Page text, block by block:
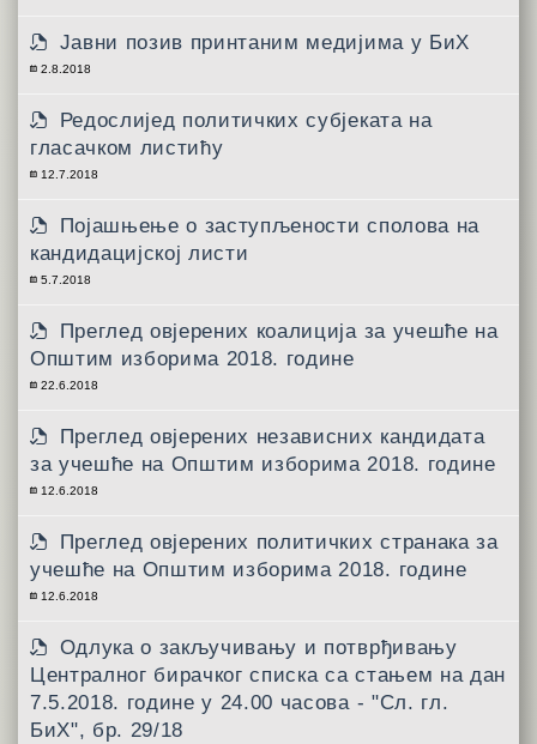
Јавни позив принтаним медијима у БиХ
2.8.2018
Редослијед политичких субјеката на
гласачком листићу
12.7.2018
Појашњење о заступљености сполова на
кандидацијској листи
5.7.2018
Преглед овјерених коалиција за учешће на
Општим изборима 2018. године
22.6.2018
Преглед овјерених независних кандидата
за учешће на Општим изборима 2018. године
12.6.2018
Преглед овјерених политичких странака за
учешће на Општим изборима 2018. године
12.6.2018
Одлукa о закључивању и потврђивању
Централног бирачког списка са стањем на дан
7.5.2018. године у 24.00 часова - "Сл. гл.
БиХ", бр. 29/18